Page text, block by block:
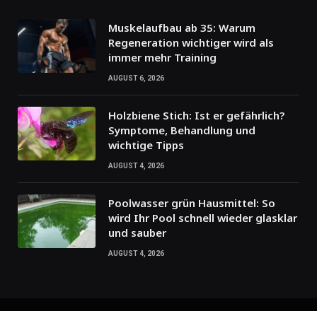
Muskelaufbau ab 35: Warum
Regeneration wichtiger wird als
immer mehr Training
AUGUST 6, 2026
Holzbiene Stich: Ist er gefährlich?
Symptome, Behandlung und
wichtige Tipps
AUGUST 4, 2026
Poolwasser grün Hausmittel: So
wird Ihr Pool schnell wieder glasklar
und sauber
AUGUST 4, 2026